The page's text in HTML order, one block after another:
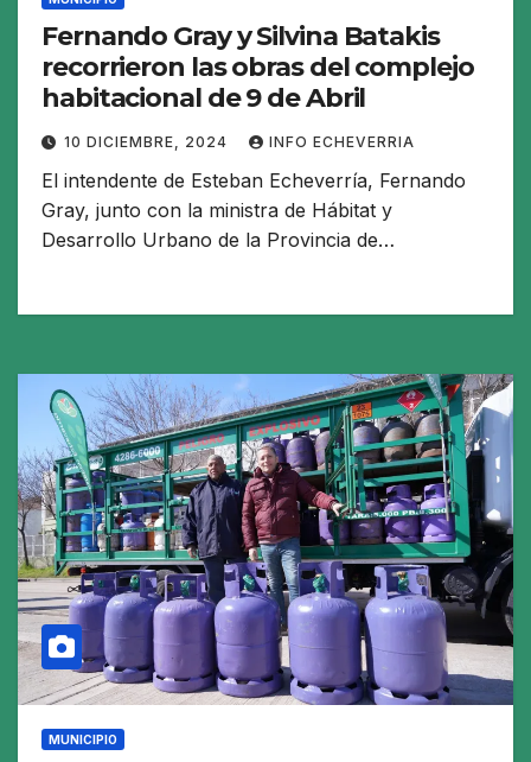
Fernando Gray y Silvina Batakis
recorrieron las obras del complejo
habitacional de 9 de Abril
10 DICIEMBRE, 2024 INFO ECHEVERRIA
El intendente de Esteban Echeverría, Fernando
Gray, junto con la ministra de Hábitat y
Desarrollo Urbano de la Provincia de…
MUNICIPIO